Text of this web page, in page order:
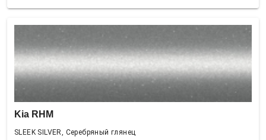
Kia RHM
SLEEK SILVER, Серебряный глянец